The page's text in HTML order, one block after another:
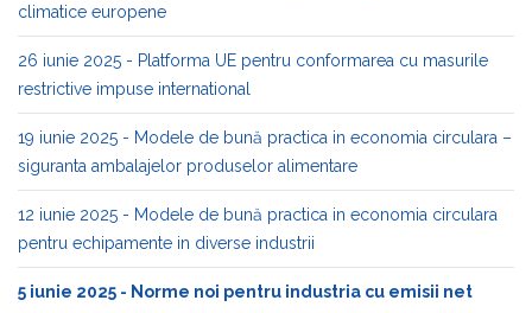
climatice europene
26 iunie 2025 - Platforma UE pentru conformarea cu masurile
restrictive impuse international
19 iunie 2025 - Modele de bună practica in economia circulara –
siguranta ambalajelor produselor alimentare
12 iunie 2025 - Modele de bună practica in economia circulara
pentru echipamente in diverse industrii
5 iunie 2025 - Norme noi pentru industria cu emisii net